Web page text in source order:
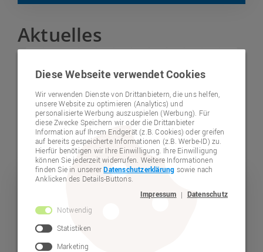
Aktuelles
12 13 14 15 16 17 18 19 20 21 22
24
25 26 27 28 29 30 31 32 33 34
36 37 38 39 40 41 42 43 44 45 46
48 49 50 51 52 53 54 55 56 57 58
60 61
Kinder und Jugendliche
Diese Webseite verwendet Cookies
Wir verwenden Dienste von Drittanbietern, die uns helfen,
unsere Website zu optimieren (Analytics) und
personalisierte Werbung auszuspielen (Werbung). Für
diese Zwecke Speichern wir oder die Drittanbieter
Information auf Ihrem Endgerät (z.B. Cookies) oder greifen
auf bereits gespeicherte Informationen (z.B. Werbe-ID) zu.
Hierfür benötigen wir Ihre Einwilligung. Ihre Einwilligung
können Sie jederzeit widerrufen. Weitere Informationen
finden Sie in unsererDatenschutzerklärung sowie nach
Anklicken des Details-Buttons.
Impressum | Datenschutz
Notwendig
Statistiken
Marketing